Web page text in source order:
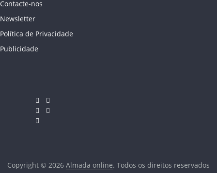
Contacte-nos
Newsletter
Política de Privacidade
Publicidade
Copyright © 2026 Almada online. Todos os direitos reservados